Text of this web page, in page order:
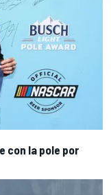
con la pole por